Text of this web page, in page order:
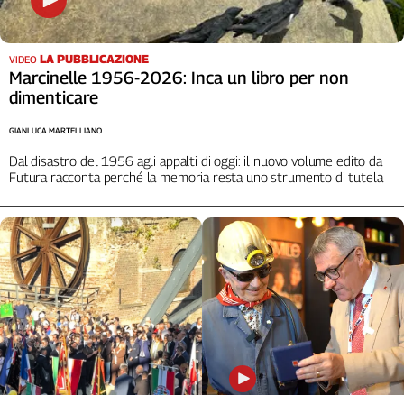
VIDEO LA PUBBLICAZIONE
Marcinelle 1956-2026: Inca un libro per non
dimenticare
Dal disastro del 1956 agli appalti di oggi: il nuovo volume edito da
Futura racconta perché la memoria resta uno strumento di tutela
GIANLUCA MARTELLIANO